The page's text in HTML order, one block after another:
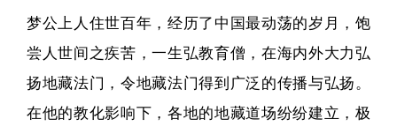
梦公上人住世百年，经历了中国最动荡的岁月，饱
尝人世间之疾苦，一生弘教育僧，在海内外大力弘
扬地藏法门，令地藏法门得到广泛的传播与弘扬。
在他的教化影响下，各地的地藏道场纷纷建立，极